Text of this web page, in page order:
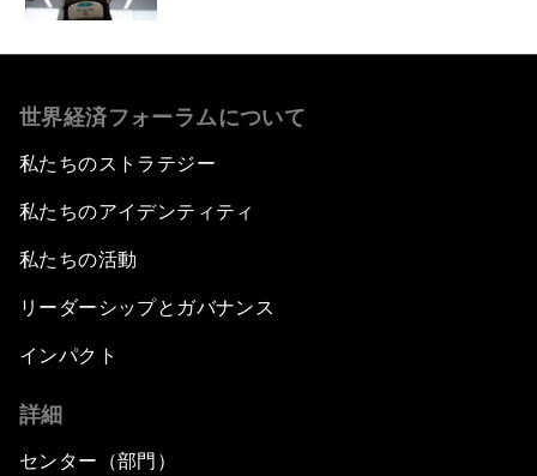
世界経済フォーラムについて
私たちのストラテジー
私たちのアイデンティティ
私たちの活動
リーダーシップとガバナンス
インパクト
詳細
センター（部門）